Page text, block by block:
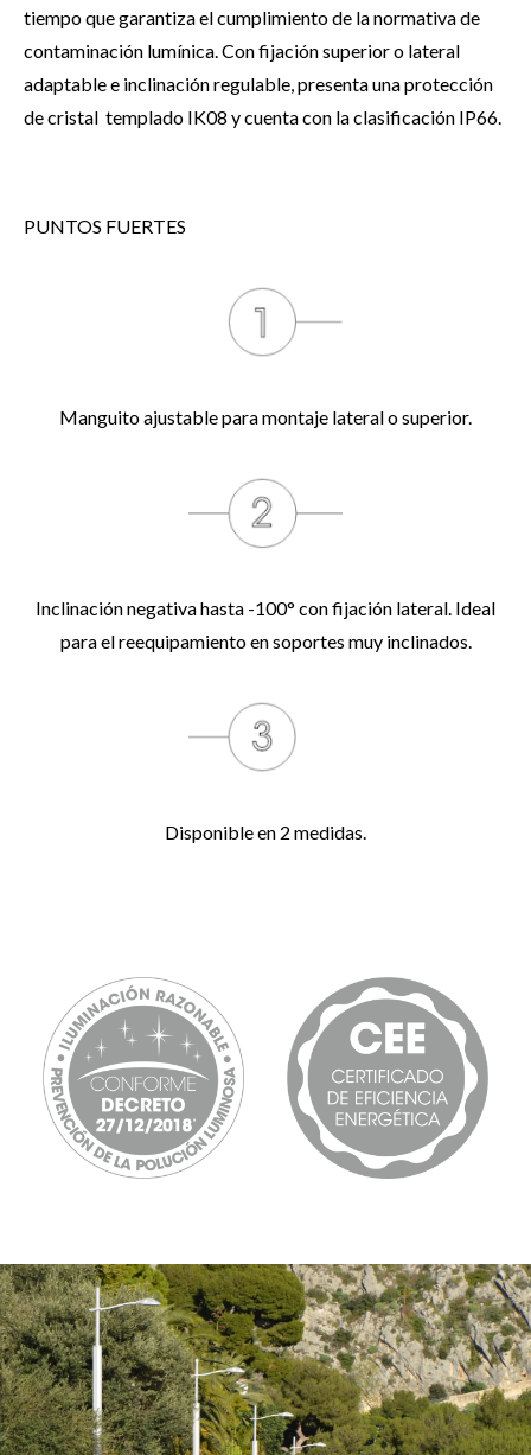
tiempo que garantiza el cumplimiento de la normativa de
contaminación lumínica. Con fijación superior o lateral
adaptable e inclinación regulable, presenta una protección
de cristal templado IK08 y cuenta con la clasificación IP66.
PUNTOS FUERTES
Manguito ajustable para montaje lateral o superior.
Inclinación negativa hasta -100° con fijación lateral. Ideal
para el reequipamiento en soportes muy inclinados.
Disponible en 2 medidas.